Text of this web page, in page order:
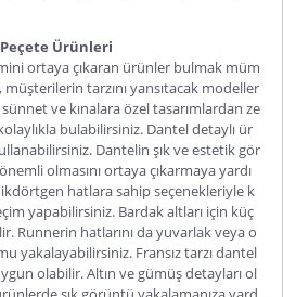
Ürünleri
ortaya çıkaran ürünler bulmak müm
tarzını yansıtacak modeller
ve kınalara özel tasarımlardan ze
bulabilirsiniz. Dantel detaylı ür
Dantelin şık ve estetik gör
olmasını ortaya çıkarmaya yardı
hatlara sahip seçenekleriyle k
yapabilirsiniz. Bardak altları için küç
Runnerin hatlarını da yuvarlak veya o
yakalayabilirsiniz. Fransız tarzı dantel
olabilir. Altın ve gümüş detayları ol